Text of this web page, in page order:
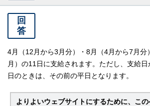
回
答
4月（12月から3月分）・8月（4月から7月分
月）の11日に支給されます。ただし、支給
日のときは、その前の平日となります。
よりよいウェブサイトにするために、こ